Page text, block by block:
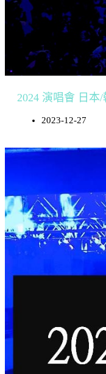
2024 演唱會 日本
2023-12-27